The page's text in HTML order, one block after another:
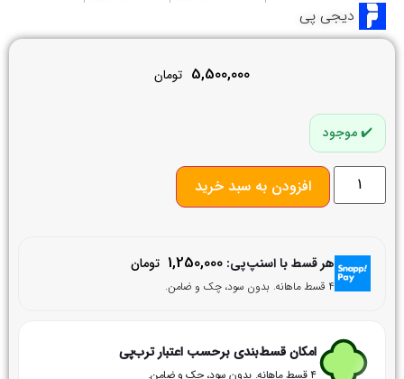
دیجی پی
5,500,000 تومان
موجود
افزودن به سبد خرید
هر قسط با اسنپ‌پی: 1,250,000 تومان
۴ قسط ماهانه. بدون سود، چک و ضامن.
امکان قسط‌بندی برحسب اعتبار ترب‌پی
۴ قسط ماهانه. بدون سود، چک و ضامن.